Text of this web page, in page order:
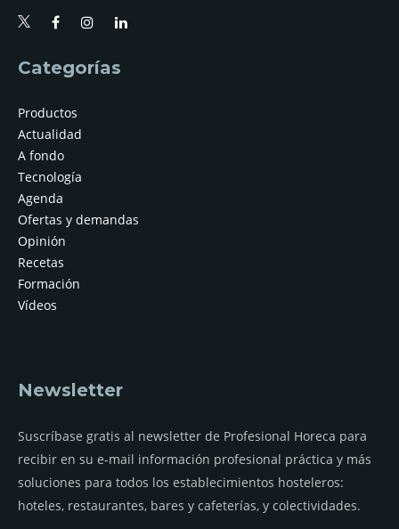
Categorías
Productos
Actualidad
A fondo
Tecnología
Agenda
Ofertas y demandas
Opinión
Recetas
Formación
Vídeos
Newsletter
Suscríbase gratis al newsletter de Profesional Horeca para
recibir en su e-mail información profesional práctica y más
soluciones para todos los establecimientos hosteleros:
hoteles, restaurantes, bares y cafeterías, y colectividades.